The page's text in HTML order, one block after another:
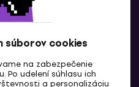
súborov cookies
na zabezpečenie
Po udelení súhlasu ich
a personalizáciu
SK